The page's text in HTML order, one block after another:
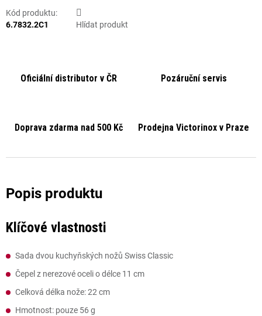
Kód produktu:
6.7832.2C1
Hlídat produkt
Oficiální distributor v ČR Pozáruční servis
Doprava zdarma nad 500 Kč Prodejna Victorinox v Praze
Klíčové vlastnosti
Sada dvou kuchyňských nožů Swiss Classic
Čepel z nerezové oceli o délce 11 cm
Celková délka nože: 22 cm
Hmotnost: pouze 56 g